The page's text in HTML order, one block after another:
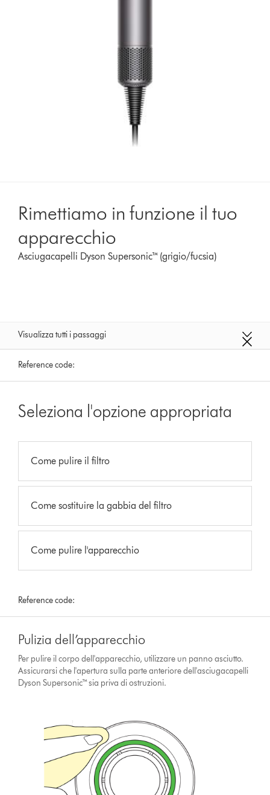
Rimettiamo in funzione il tuo
apparecchio
Asciugacapelli Dyson Supersonic™ (grigio/fucsia)
Visualizza tutti i passaggi
Reference code:
Seleziona l'opzione appropriata
Come pulire il filtro
Come sostituire la gabbia del filtro
Come pulire l'apparecchio
Reference code:
Pulizia dell’apparecchio
Per pulire il corpo dell'apparecchio, utilizzare un panno asciutto.
Assicurarsi che l'apertura sulla parte anteriore dell'asciugacapelli
Dyson Supersonic™ sia priva di ostruzioni.